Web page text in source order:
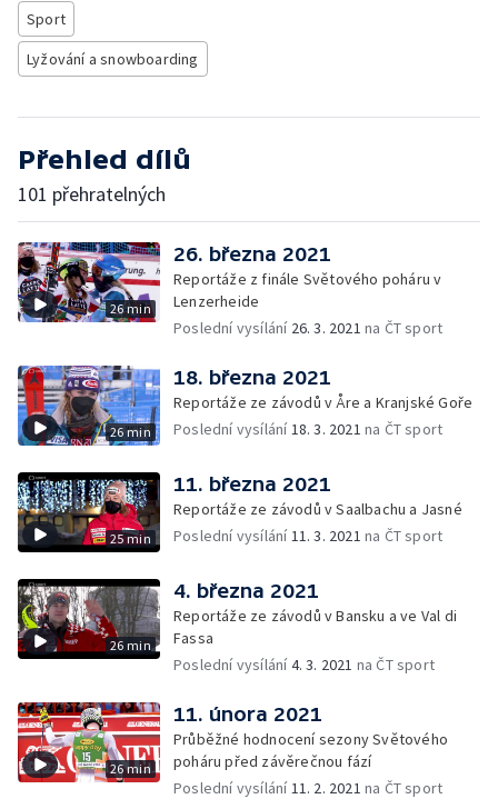
Sport
Lyžování a snowboarding
Přehled dílů
101 přehratelných
26 min
26. března 2021
Reportáže z finále Světového poháru v
Lenzerheide
Poslední vysílání 26. 3. 2021 na ČT sport
26 min
18. března 2021
Reportáže ze závodů v Åre a Kranjské Goře
Poslední vysílání18. 3. 2021 na ČT sport
25 min
11. března 2021
Reportáže ze závodů v Saalbachu a Jasné
Poslední vysílání11. 3. 2021 na ČT sport
26 min
4. března 2021
Reportáže ze závodů v Bansku a ve Val di
Fassa
Poslední vysílání4. 3. 2021 na ČT sport
26 min
11. února 2021
Průběžné hodnocení sezony Světového
poháru před závěrečnou fází
Poslední vysílání11. 2. 2021 na ČT sport